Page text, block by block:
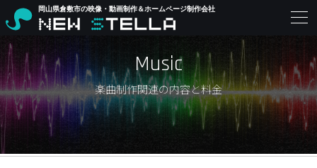
岡山県倉敷市の映像・動画制作＆ホームページ制作会社
Music
楽曲制作関連の内容と料金